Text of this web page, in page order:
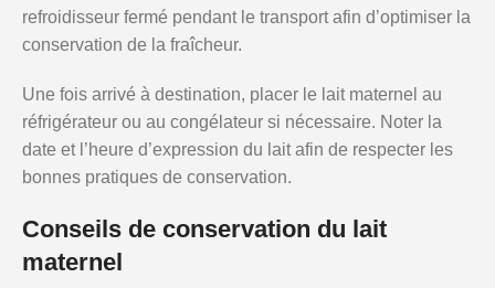
refroidisseur fermé pendant le transport afin d’optimiser la
conservation de la fraîcheur.
Une fois arrivé à destination, placer le lait maternel au
réfrigérateur ou au congélateur si nécessaire. Noter la
date et l’heure d’expression du lait afin de respecter les
bonnes pratiques de conservation.
Conseils de conservation du lait
maternel